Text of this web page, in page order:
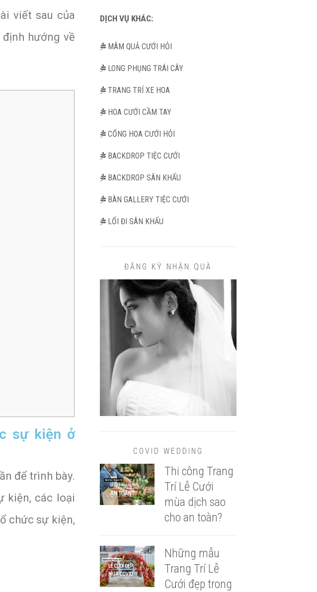
viết sau của
hướng về
sự kiện ở
để trình bày.
kiện, các loại
chức sự kiện,
DỊCH VỤ KHÁC:
MÂM QUẢ CƯỚI HỎI
LONG PHỤNG TRÁI CÂY
TRANG TRÍ XE HOA
HOA CƯỚI CẦM TAY
CỔNG HOA CƯỚI HỎI
BACKDROP TIỆC CƯỚI
BACKDROP SÂN KHẤU
BÀN GALLERY TIỆC CƯỚI
LỐI ĐI SÂN KHẤU
ĐĂNG KÝ NHẬN QUÀ
COVID WEDDING
Thi công Trang
Trí Lễ Cưới
mùa dịch sao
cho an toàn?
Những mẫu
Trang Trí Lễ
Cưới đẹp trong